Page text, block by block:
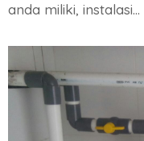
anda miliki, instalasi…